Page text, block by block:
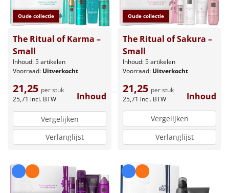
Slowcooker POPULAIR
Deken (fleece plaid)
Alle artikelen
Overige
Ideeën
Doe het zelf
Oude collectie
The Ritual of Karma –
Small
Inhoud: 5 artikelen
Voorraad: Uitverkocht
21,25 per stuk
25,71 incl. BTW Inhoud
Vergelijken
Verlanglijst
Oude collectie
The Ritual of Sakura –
Small
Inhoud: 5 artikelen
Voorraad: Uitverkocht
21,25 per stuk
25,71 incl. BTW Inhoud
Vergelijken
Verlanglijst